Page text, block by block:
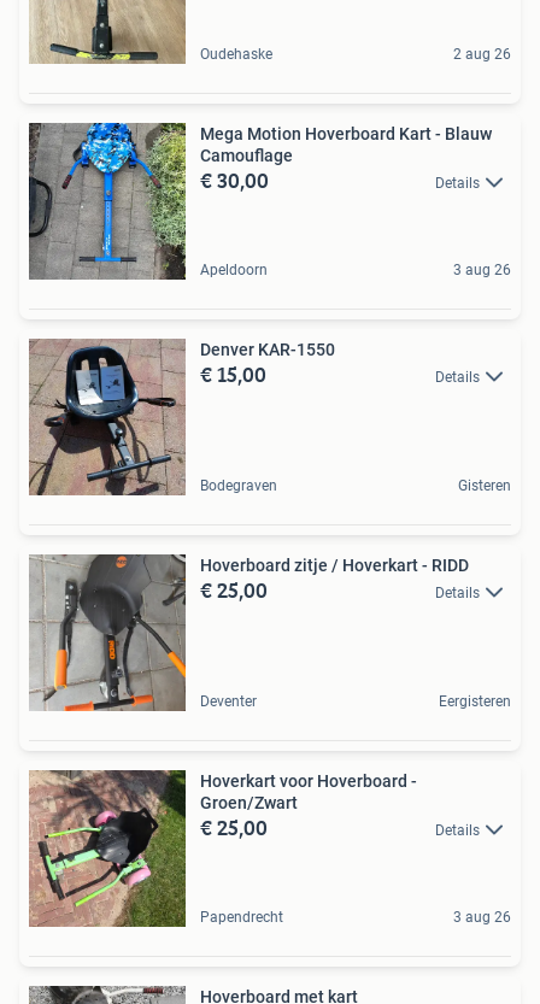
Oudehaske 2 aug 26
Mega Motion Hoverboard Kart - Blauw
Camouflage
€ 30,00 Details
Apeldoorn 3 aug 26
Denver KAR-1550
€ 15,00 Details
Bodegraven Gisteren
Hoverboard zitje / Hoverkart - RIDD
€ 25,00 Details
Deventer Eergisteren
Hoverkart voor Hoverboard -
Groen/Zwart
€ 25,00 Details
Papendrecht 3 aug 26
Hoverboard met kart